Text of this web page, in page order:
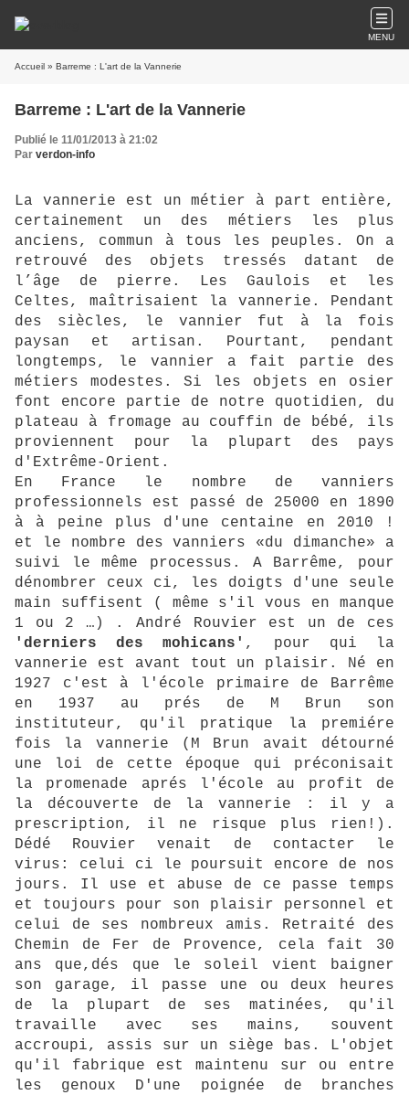
MENU
Accueil » Barreme : L'art de la Vannerie
Barreme : L'art de la Vannerie
Publié le 11/01/2013 à 21:02
Par verdon-info
La vannerie est un métier à part entière,
certainement un des métiers les plus
anciens, commun à tous les peuples. On a
retrouvé des objets tressés datant de
l’âge de pierre. Les Gaulois et les
Celtes, maîtrisaient la vannerie. Pendant
des siècles, le vannier fut à la fois
paysan et artisan. Pourtant, pendant
longtemps, le vannier a fait partie des
métiers modestes. Si les objets en osier
font encore partie de notre quotidien, du
plateau à fromage au couffin de bébé, ils
proviennent pour la plupart des pays
d'Extrême-Orient.
En France le nombre de vanniers
professionnels est passé de 25000 en 1890
à à peine plus d'une centaine en 2010 !
et le nombre des vanniers «du dimanche» a
suivi le même processus. A Barrême, pour
dénombrer ceux ci, les doigts d'une seule
main suffisent ( même s'il vous en manque
1 ou 2 …) . André Rouvier est un de ces
'derniers des mohicans' , pour qui la
vannerie est avant tout un plaisir. Né en
1927 c'est à l'école primaire de Barrême
en 1937 au prés de M Brun son
instituteur, qu'il pratique la premiére
fois la vannerie (M Brun avait détourné
une loi de cette époque qui préconisait
la promenade aprés l'école au profit de
la découverte de la vannerie : il y a
prescription, il ne risque plus rien!).
Dédé Rouvier venait de contacter le
virus: celui ci le poursuit encore de nos
jours. Il use et abuse de ce passe temps
et toujours pour son plaisir personnel et
celui de ses nombreux amis. Retraité des
Chemin de Fer de Provence, cela fait 30
ans que,dés que le soleil vient baigner
son garage, il passe une ou deux heures
de la plupart de ses matinées, qu'il
travaille avec ses mains, souvent
accroupi, assis sur un siège bas. L'objet
qu'il fabrique est maintenu sur ou entre
les genoux D'une poignée de branches